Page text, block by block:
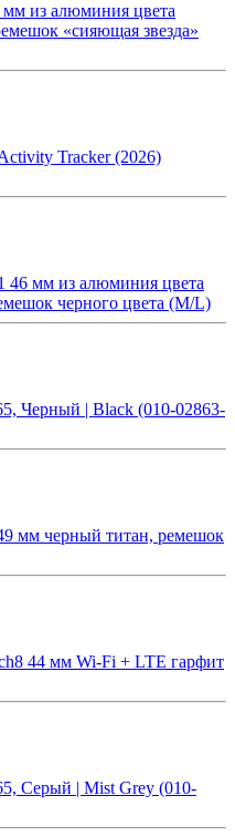
из алюминия цвета
«сияющая звезда»
Tracker (2026)
46 мм из алюминия цвета
черного цвета (M/L)
Черный | Black (010-02863-
мм черный титан, ремешок
44 мм Wi-Fi + LTE гарфит
Серый | Mist Grey (010-